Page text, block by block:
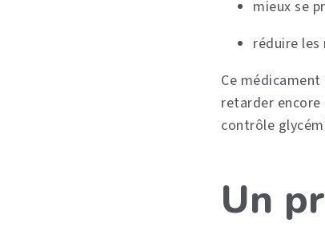
mieux se
réduire les
Ce
retarder
contrôle
Un